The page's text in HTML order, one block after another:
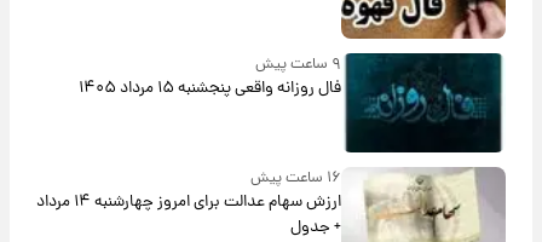
۹ ساعت پیش
فال روزانه واقعی پنجشنبه ۱۵ مرداد ۱۴۰۵
۱۶ ساعت پیش
ارزش سهام عدالت برای امروز چهارشنبه ۱۴ مرداد
+ جدول